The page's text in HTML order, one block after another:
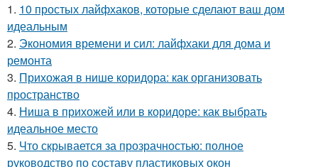
1. 10 простых лайфхаков, которые сделают ваш дом
идеальным
2. Экономия времени и сил: лайфхаки для дома и
ремонта
3. Прихожая в нише коридора: как организовать
пространство
4. Ниша в прихожей или в коридоре: как выбрать
идеальное место
5. Что скрывается за прозрачностью: полное
руководство по составу пластиковых окон